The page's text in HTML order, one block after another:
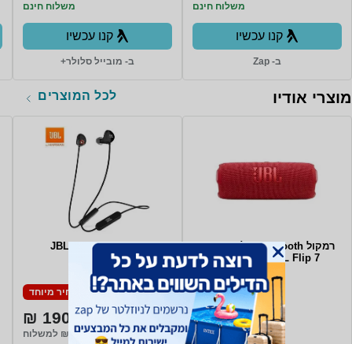
משלוח חינם
קנו עכשיו
ב- Zap
משלוח חינם
קנו עכשיו
ב- מובייל סלולר+
מוצרי אודיו לכל המוצרים
רמקול Bluetooth אלחוטי נייד
JBL Flip 7 - צבע אדום
מחיר מיוחד
359 ₪
משלוח חינם
אוזניות JBL C125BT
מחיר מיוחד
190 ₪
₪20 למשלוח